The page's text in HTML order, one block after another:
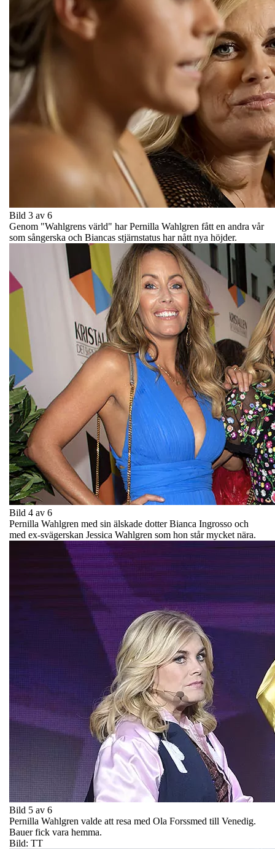
Bild 3 av 6
Genom "Wahlgrens värld" har Pernilla Wahlgren fått en andra vår
som sångerska och Biancas stjärnstatus har nått nya höjder.
Bild 4 av 6
Pernilla Wahlgren med sin älskade dotter Bianca Ingrosso och
med ex-svägerskan Jessica Wahlgren som hon står mycket nära.
Bild 5 av 6
Pernilla Wahlgren valde att resa med Ola Forssmed till Venedig.
Bauer fick vara hemma.
Bild: TT